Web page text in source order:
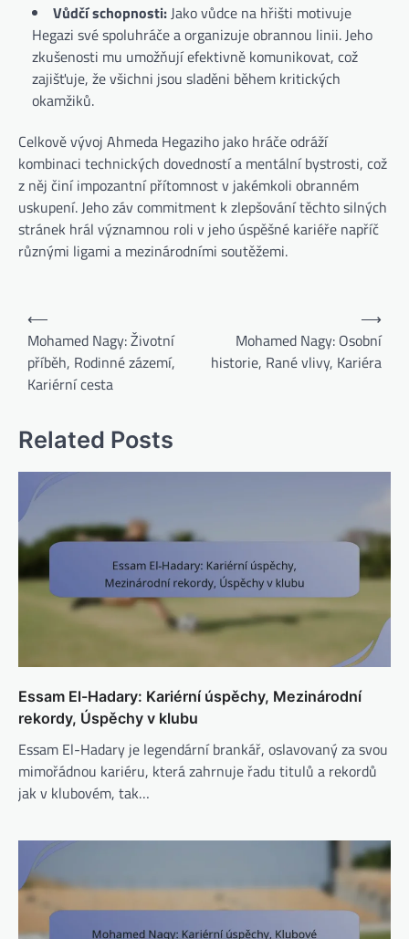
Vůdčí schopnosti:Jako vůdce na hřišti motivuje
Hegazi své spoluhráče a organizuje obrannou linii. Jeho
zkušenosti mu umožňují efektivně komunikovat, což
zajišťuje, že všichni jsou sladěni během kritických
okamžiků.
Celkově vývoj Ahmeda Hegaziho jako hráče odráží
kombinaci technických dovedností a mentální bystrosti, což
z něj činí impozantní přítomnost v jakémkoli obranném
uskupení. Jeho záv commitment k zlepšování těchto silných
stránek hrál významnou roli v jeho úspěšné kariéře napříč
různými ligami a mezinárodními soutěžemi.
Post
navigation
⟵
Mohamed Nagy: Životní
příběh, Rodinné zázemí,
Kariérní cesta
Mohamed Nagy: Osobní
historie, Rané vlivy, Kariéra
⟶
Related Posts
Essam El-Hadary: Kariérní úspěchy, Mezinárodní
rekordy, Úspěchy v klubu
Essam El-Hadary je legendární brankář, oslavovaný za svou
mimořádnou kariéru, která zahrnuje řadu titulů a rekordů
jak v klubovém, tak…